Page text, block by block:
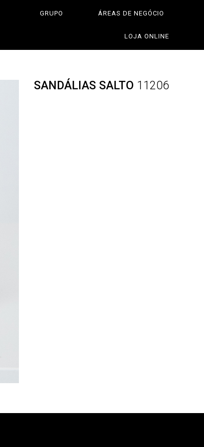
GRUPO ÁREAS DE NEGÓCIO
LOJA ONLINE
SANDÁLIAS SALTO 11206